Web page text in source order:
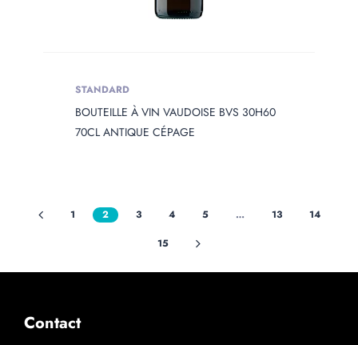
STANDARD
BOUTEILLE À VIN VAUDOISE BVS 30H60
70CL ANTIQUE CÉPAGE
1 2 3 4 5 … 13
14
15
Contact